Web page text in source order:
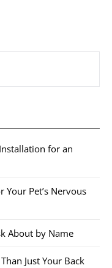
for an
Your Pet’s Nervous
About by Name
Just Your Back